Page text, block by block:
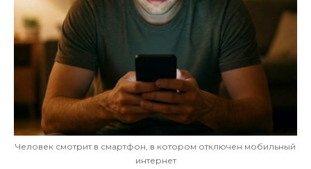
Человек смотрит в смартфон, в котором отключен мобильный
интернет